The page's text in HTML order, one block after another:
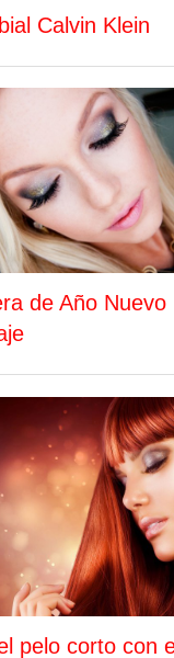
Calvin Klein
de Año Nuevo
pelo corto con